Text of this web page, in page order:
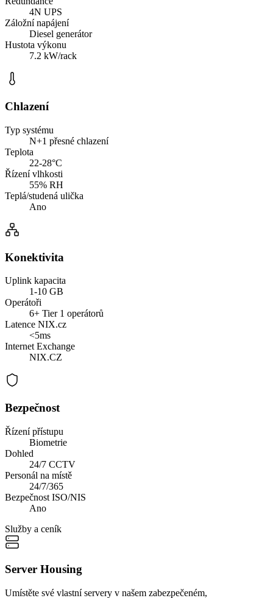
4N UPS
Záložní napájení
Diesel generátor
Hustota výkonu
7.2 kW/rack
Chlazení
Typ systému
N+1 přesné chlazení
Teplota
22-28°C
Řízení vlhkosti
55% RH
Teplá/studená ulička
Ano
Konektivita
Uplink kapacita
1-10 GB
Operátoři
6+ Tier 1 operátorů
Latence NIX.cz
<5ms
Internet Exchange
NIX.CZ
Bezpečnost
Řízení přístupu
Biometrie
Dohled
24/7 CCTV
Personál na místě
24/7/365
Bezpečnost ISO/NIS
Ano
Služby a ceník
Server Housing
Umístěte své vlastní servery v našem zabezpečeném,